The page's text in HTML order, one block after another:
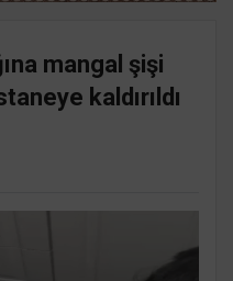
mangal şişi
kaldırıldı